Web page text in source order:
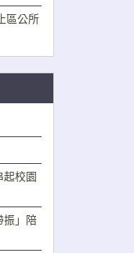
區公所
校園
振」陪